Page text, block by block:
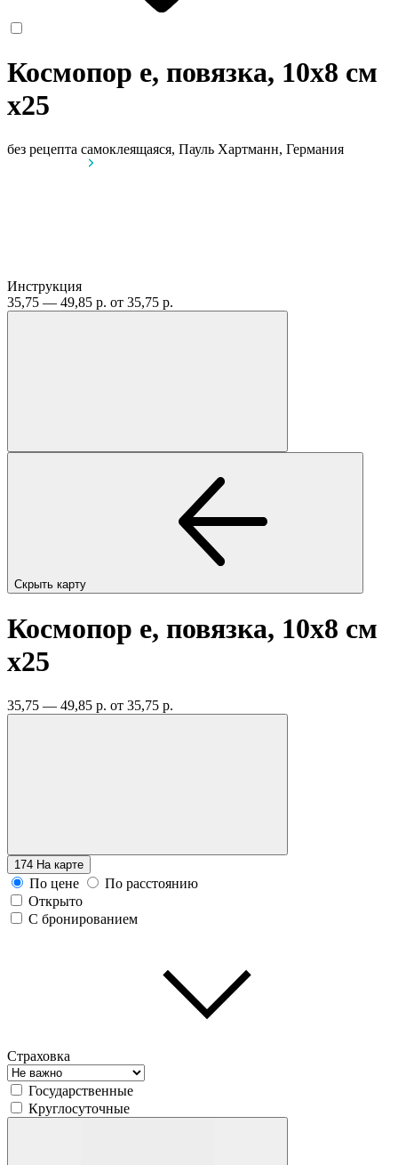
Космопор е, повязка, 10х8 см
x25
без рецепта самоклеящаяся, Пауль Хартманн, Германия
Инструкция
35,75 — 49,85 р. от 35,75 р.
Скрыть карту
Космопор е, повязка, 10х8 см
x25
35,75 — 49,85 р. от 35,75 р.
174 На карте
По цене
По расстоянию
Открыто
С бронированием
Страховка
Государственные
Круглосуточные